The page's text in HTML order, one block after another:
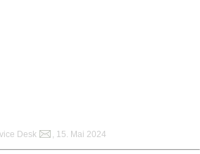
Desk , 15. Mai 2024